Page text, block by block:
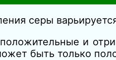
серы
и
быть только